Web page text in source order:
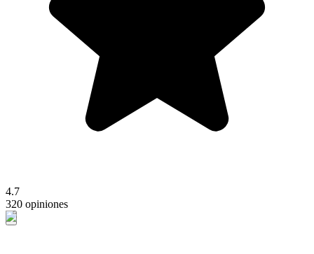
4.7
320 opiniones